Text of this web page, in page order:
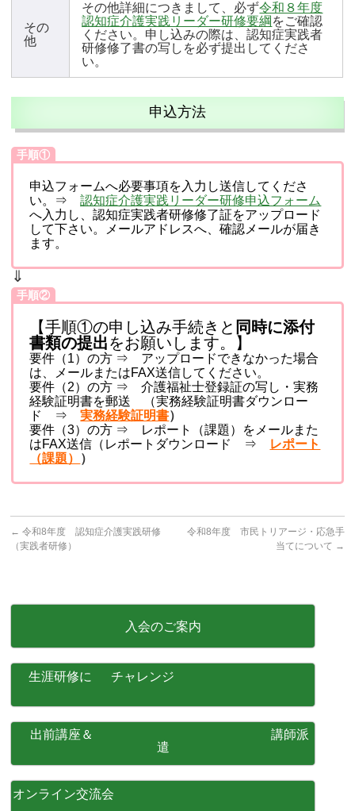
その
他
その他詳細につきまして、必ず令和８年度
認知症介護実践リーダー研修要綱 をご確認
ください。申し込みの際は、認知症実践者
研修修了書の写しを必ず提出してくださ
い。
申込方法
手順①
申込フォームへ必要事項を入力し送信してくださ
い。⇒認知症介護実践リーダー研修申込フォーム
へ入力し、認知症実践者研修修了証をアップロード
して下さい。メールアドレスへ、確認メールが届き
ます。
⇓
手順②
【手順①の申し込み手続きと 同時に添付
書類の提出をお願いします。】
要件（1）の方 ⇒ アップロードできなかった場合
は、メールまたはFAX送信してください。
要件（2）の方 ⇒ 介護福祉士登録証の写し・実務
経験証明書を郵送 （実務経験証明書ダウンロー
ド ⇒実務経験証明書）
要件（3）の方 ⇒ レポート（課題）をメールまた
はFAX送信（レポートダウンロード ⇒ レポート
（課題） ）
← 令和8年度 認知症介護実践研修
（実践者研修）
令和8年度 市民トリアージ・応急手
当てについて →
入会のご案内
生涯研修に チャレンジ
出前講座＆ 講師派
遣
オンライン交流会